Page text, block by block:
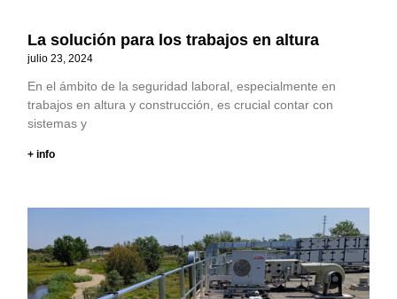
La solución para los trabajos en altura
julio 23, 2024
En el ámbito de la seguridad laboral, especialmente en
trabajos en altura y construcción, es crucial contar con
sistemas y
+ info